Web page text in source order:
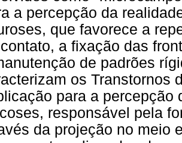
a percepção da
que favorece a
a fixação das
de padrões
os Transtornos
para a percepção
responsável pela
da projeção no meio